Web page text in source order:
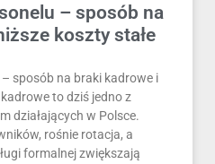
– sposób na
koszty stałe
sposób na braki kadrowe i
to dziś jedno z
działających w Polsce.
rośnie rotacja, a
formalnej zwiększają